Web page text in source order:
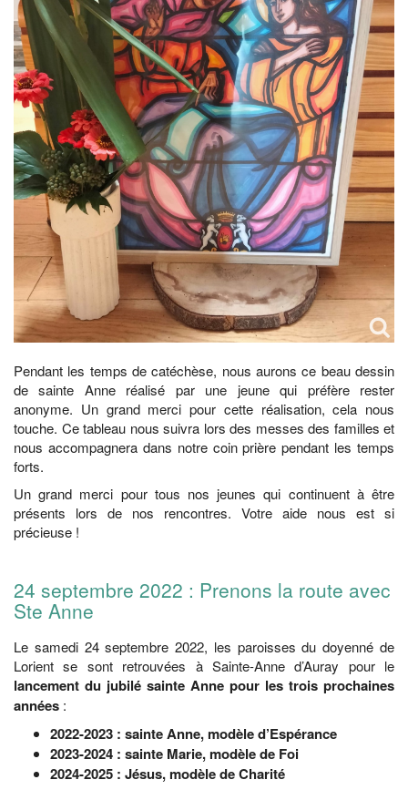
Pendant les temps de catéchèse, nous aurons ce beau dessin
de sainte Anne réalisé par une jeune qui préfère rester
anonyme. Un grand merci pour cette réalisation, cela nous
touche. Ce tableau nous suivra lors des messes des familles et
nous accompagnera dans notre coin prière pendant les temps
forts.
Un grand merci pour tous nos jeunes qui continuent à être
présents lors de nos rencontres. Votre aide nous est si
précieuse !
24 septembre 2022 : Prenons la route avec
Ste Anne
Le samedi 24 septembre 2022, les paroisses du doyenné de
Lorient se sont retrouvées à Sainte-Anne d’Auray pour le
lancement du jubilé sainte Anne pour les trois prochaines
années :
2022-2023 : sainte Anne, modèle d’Espérance
2023-2024 : sainte Marie, modèle de Foi
2024-2025 : Jésus, modèle de Charité